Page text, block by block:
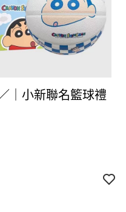
｜小新聯名籃球禮